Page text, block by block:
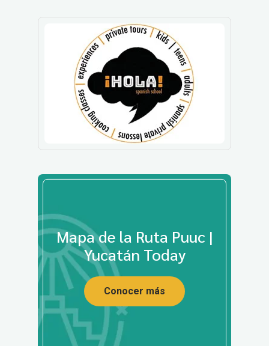
Mapa de la Ruta Puuc |
Yucatán Today
Conocer más